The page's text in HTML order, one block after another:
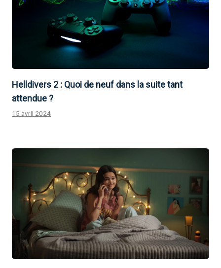
Helldivers 2 : Quoi de neuf dans la suite tant
attendue ?
15 avril 2024